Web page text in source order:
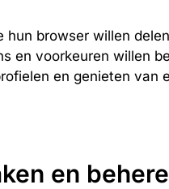
browser willen
en voorkeuren willen
en genieten van
en